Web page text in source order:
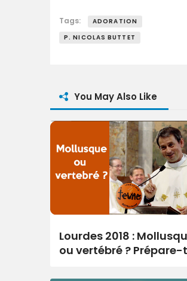
Tags:
ADORATION
P. NICOLAS BUTTET
You May Also Like
Lourdes 2018 :
ou vertébré ? Prépare-